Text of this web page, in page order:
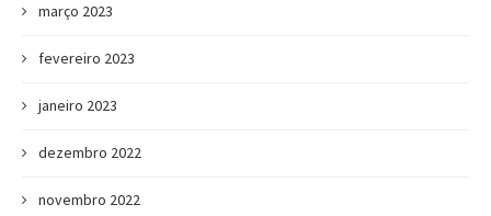
março 2023
fevereiro 2023
janeiro 2023
dezembro 2022
novembro 2022